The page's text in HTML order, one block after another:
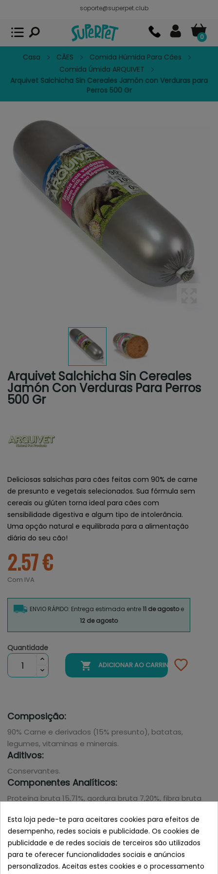
soporte@superpet.club
0
Casa CÃES
Comida Húmida Para Câes
Comida Úmida ARQUIVET
Arquivet Salchicha Sin Cereales Jamón con Verduras para
Perros 500 Gr
Arquivet Salchicha Sin Cereales
Jamón Con Verduras Para Perros
500 Gr
Deliciosas salsichas para cães feitas com 90% de carne
de presunto e vegetais selecionados. Sua fórmula sem
cereais ou glúten torna ideal para cães com
sensibilidade digestiva e algum tipo de intolerância.
Uma opção natural e equilibrada para a alimentação
diária do seu cão!
2.57 €
Com IVA
ENVIO RÁPIDO: Entrega estimada entre11 de agostoe
12 de agosto
Quantidade
 ADICIONAR AO CARRINHO
Composição:
90% Carne e derivados (15% presunto), batatas,
legumes, vitaminas e minerais.
Aditivos:
Conservantes.
Componentes Analíticos:
Proteína bruta 15,71%, gordura bruta 7,20%, fibra bruta
Instruções De Uso:
Deixe sempre livre para o cão, água fresca e limpa.
Manter em um lugar fresco e seco. Servir à
temperatura ambiente. Uma vez aberto manter na
Superpet, comida para mascotas
APP GRATIS - En Google Play
Esta loja pede-te para aceitares cookies para efeitos de
desempenho, redes sociais e publicidade. Os cookies de
publicidade e de redes sociais de terceiros são utilizados
para te oferecer funcionalidades sociais e anúncios
personalizados. Aceitas estes cookies e o processamento